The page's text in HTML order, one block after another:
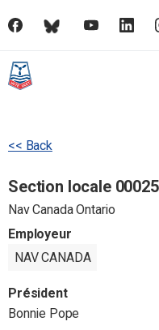
<< Back
Section locale 00025
Nav Canada Ontario
Employeur
NAV CANADA
Président
Bonnie Pope